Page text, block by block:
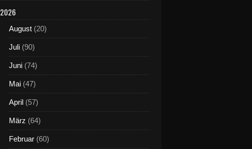
2026
August (20)
Juli (90)
Juni (74)
Mai (47)
April (57)
März (64)
Februar (60)